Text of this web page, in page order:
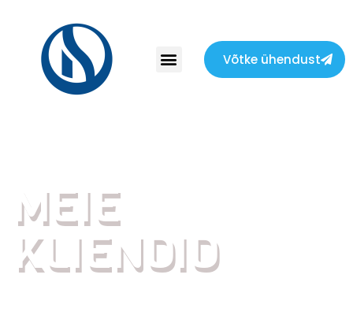
Võtke ühendust
MEIE
KLIENDID